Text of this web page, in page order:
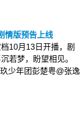
情版预告上线
10月13日开播，剧
若梦，盼望相见。
少年团彭楚粤@张逸